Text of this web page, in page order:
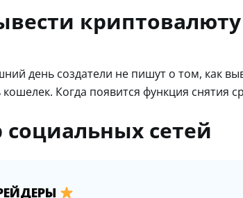
день создатели не пишут о том, как
Когда появится функция снятия
социальных сетей